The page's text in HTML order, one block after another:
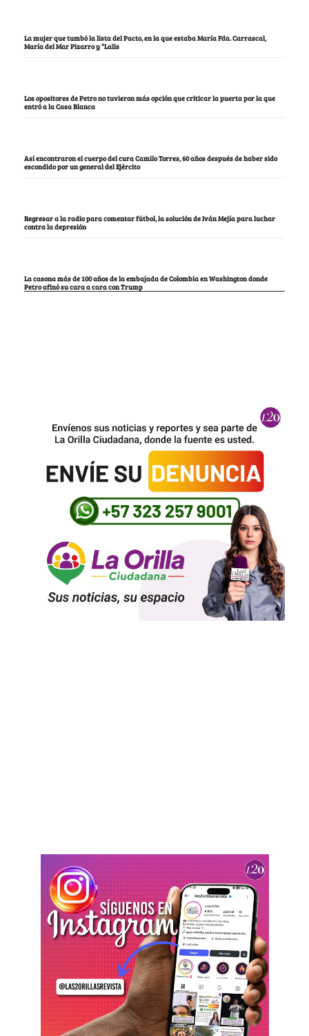
La mujer que tumbó la lista del Pacto, en la que estaba María Fda. Carrascal,
María del Mar Pizarro y “Lalis
Los opositores de Petro no tuvieron más opción que criticar la puerta por la que
entró a la Casa Blanca
Así encontraron el cuerpo del cura Camilo Torres, 60 años después de haber sido
escondido por un general del Ejército
Regresar a la radio para comentar fútbol, la solución de Iván Mejía para luchar
contra la depresión
La casona más de 100 años de la embajada de Colombia en Washington donde
Petro afinó su cara a cara con Trump